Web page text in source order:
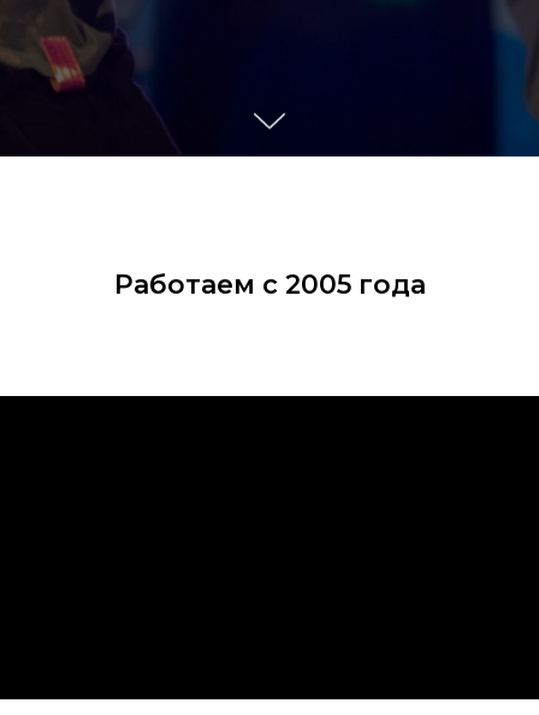
Работаем с 2005 года